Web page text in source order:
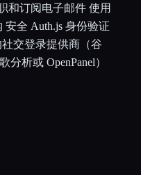
和订阅电子邮件 使用
安全 Auth.js 身份验证
社交登录提供商（谷
析或 OpenPanel）